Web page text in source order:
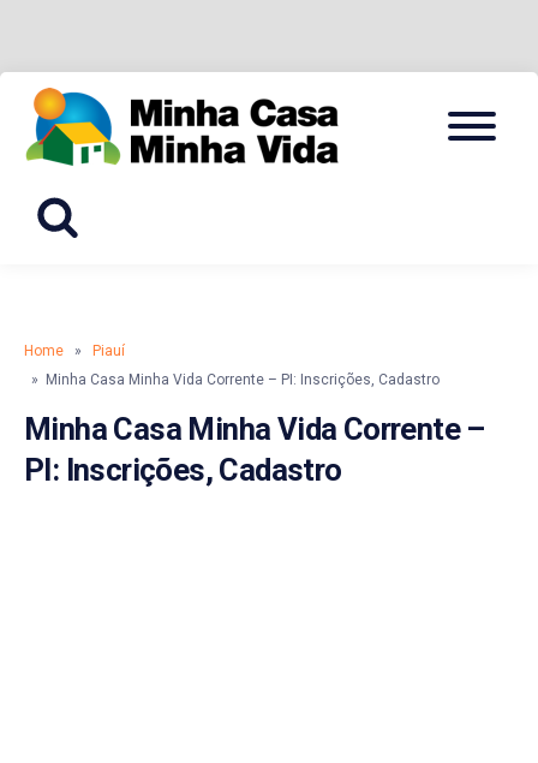
content
MINHA
CADASTRO, INSCRIÇÃO E SIMULADOR
Menu
Home »
Piauí
» Minha Casa Minha Vida Corrente – PI: Inscrições, Cadastro
Minha Casa Minha Vida Corrente –
PI: Inscrições, Cadastro